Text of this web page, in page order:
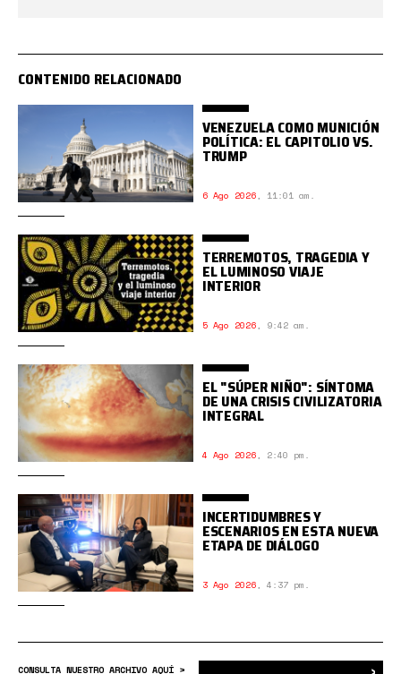
CONTENIDO RELACIONADO
VENEZUELA COMO MUNICIÓN
POLÍTICA: EL CAPITOLIO VS.
TRUMP
6 Ago 2026, 11:01 am.
TERREMOTOS, TRAGEDIA Y
EL LUMINOSO VIAJE
INTERIOR
5 Ago 2026, 9:42 am.
EL "SÚPER NIÑO": SÍNTOMA
DE UNA CRISIS CIVILIZATORIA
INTEGRAL
4 Ago 2026, 2:40 pm.
INCERTIDUMBRES Y
ESCENARIOS EN ESTA NUEVA
ETAPA DE DIÁLOGO
3 Ago 2026, 4:37 pm.
CONSULTA NUESTRO ARCHIVO AQUÍ >